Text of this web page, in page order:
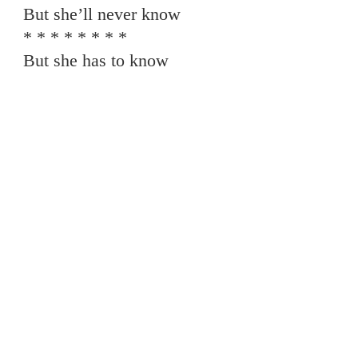
But she’ll never know
* * * * * * * *
But she has to know